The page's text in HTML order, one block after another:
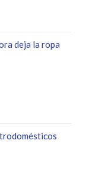
deja la ropa